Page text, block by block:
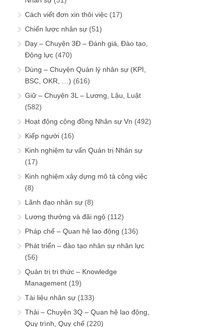
Cách viết đơn xin thôi việc (17)
Chiến lược nhân sự (51)
Dạy – Chuyện 3Đ – Đánh giá, Đào tạo,
Động lực (470)
Dùng – Chuyện Quản lý nhân sự (KPI,
BSC, OKR, …) (616)
Giữ – Chuyện 3L – Lương, Lậu, Luật
(582)
Hoạt động cộng đồng Nhân sự Vn (492)
Kiếp người (16)
Kinh nghiệm tư vấn Quản trị Nhân sự
(17)
Kinh nghiệm xây dựng mô tả công việc
(8)
Lãnh đạo nhân sự (8)
Lương thưởng và đãi ngộ (112)
Pháp chế – Quan hệ lao động (136)
Phát triển – đào tạo nhân sự nhân lực
(56)
Quản trị tri thức – Knowledge
Management (19)
Tài liệu nhân sự (133)
Thải – Chuyện 3Q – Quan hệ lao động,
Quy trình, Quy chế (220)